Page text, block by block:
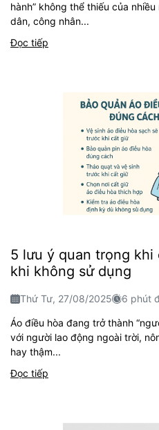
hành” không thể thiếu của
dân, công nhân...
Đọc tiếp
5 lưu ý quan trọng khi
khi không sử dụng
Thứ Tư, 27/08/2025 6 phút
Áo điều hòa đang trở thành
với người lao động ngoài trời,
hay thậm...
Đọc tiếp